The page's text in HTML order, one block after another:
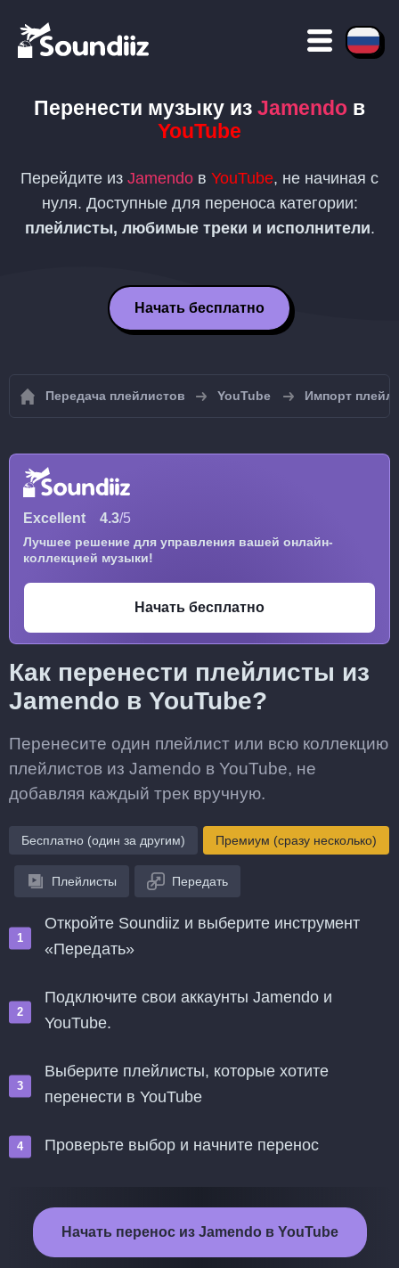
Перенести музыку из Jamendo в
YouTube
Перейдите из Jamendo в YouTube, не начиная с
нуля. Доступные для переноса категории:
плейлисты, любимые треки и исполнители.
Начать бесплатно
Передача плейлистов YouTube Импорт
Excellent 4.3/5
Лучшее решение для управления вашей онлайн-
коллекцией музыки!
Начать бесплатно
Как перенести плейлисты из
Jamendo в YouTube?
Перенесите один плейлист или всю коллекцию
плейлистов из Jamendo в YouTube, не
добавляя каждый трек вручную.
Бесплатно (один за другим) Премиум (сразу несколько)
Плейлисты Передать
Откройте Soundiiz и выберите инструмент
«Передать»
Подключите свои аккаунты Jamendo и
YouTube.
Выберите плейлисты, которые хотите
перенести в YouTube
Проверьте выбор и начните перенос
Начать перенос из Jamendo в YouTube